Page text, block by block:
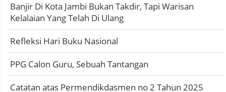
Banjir Di Kota Jambi Bukan Takdir, Tapi Warisan
Kelalaian Yang Telah Di Ulang
Refleksi Hari Buku Nasional
PPG Calon Guru, Sebuah Tantangan
Catatan atas Permendikdasmen no 2 Tahun 2025